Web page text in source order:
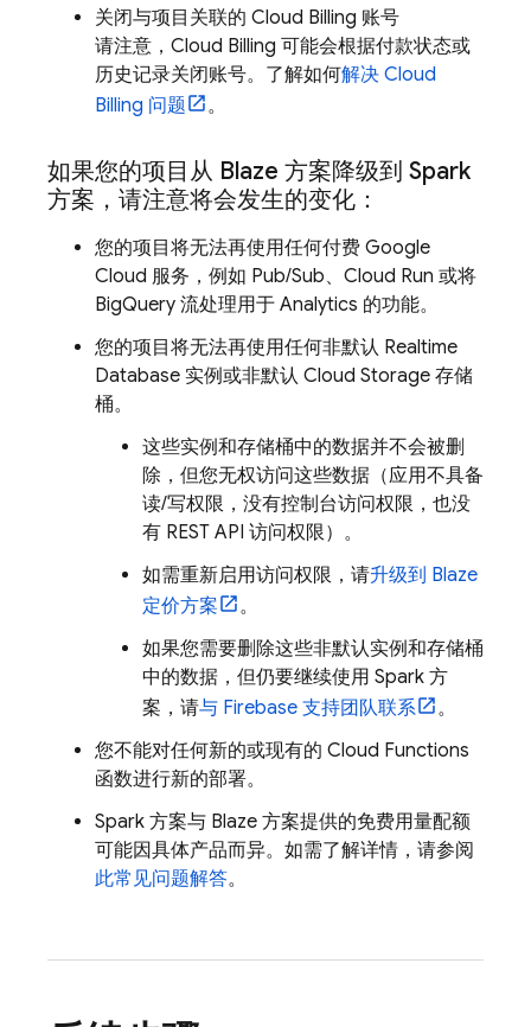
关闭与项目关联的 Cloud Billing 账号
请注意， Cloud Billing 可能会根据付款状态或
历史记录关闭账号。了解如何解决 Cloud
Billing 问题 。
如果您的项目从 Blaze 方案降级到 Spark
方案，请注意将会发生的变化：
您的项目将无法再使用任何付费 Google
Cloud 服务，例如 Pub/Sub、 Cloud Run 或将
BigQuery 流处理用于 Analytics 的功能。
您的项目将无法再使用任何非默认 Realtime
Database 实例或非默认 Cloud Storage 存储
桶。
这些实例和存储桶中的数据并不会被删
除，但您无权访问这些数据（应用不具备
读/写权限，没有控制台访问权限，也没
有 REST API 访问权限）。
如需重新启用访问权限，请升级到 Blaze
定价方案
。
如果您需要删除这些非默认实例和存储桶
中的数据，但仍要继续使用 Spark 方
案，请与 Firebase 支持团队联系
。
您不能对任何新的或现有的 Cloud Functions
函数进行新的部署。
Spark 方案与 Blaze 方案提供的免费用量配额
可能因具体产品而异。如需了解详情，请参阅
此常见问题解答。